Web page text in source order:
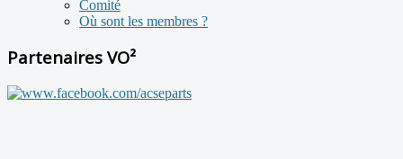
Comité
Où sont les membres ?
Partenaires VO²